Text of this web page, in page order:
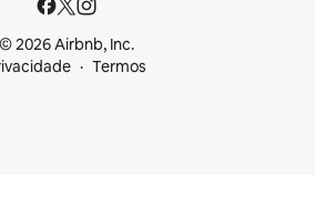
© 2026 Airbnb, Inc.
Termos